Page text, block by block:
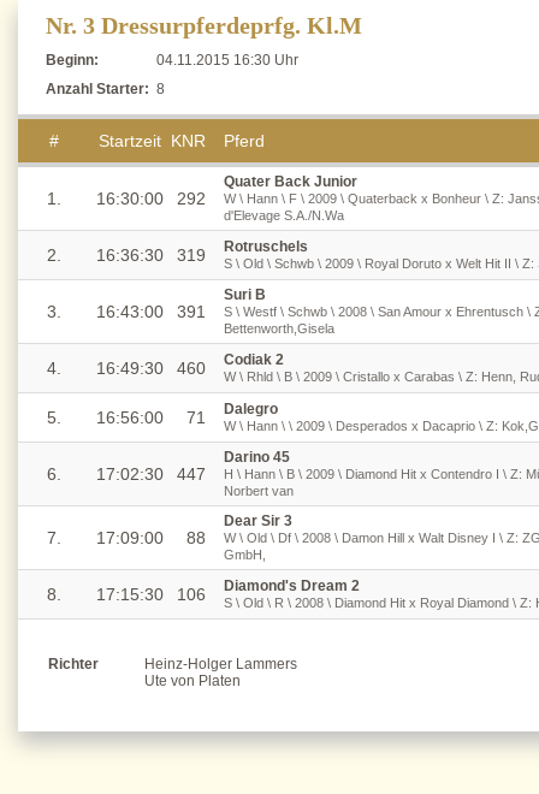
Nr. 3 Dressurpferdeprfg. Kl.M
Beginn:
04.11.2015 16:30 Uhr
Anzahl Starter: 8
# Startzeit KNR Pferd
1. 16:30:00 292
Quater Back Junior
W \ Hann \ F \ 2009 \ Quaterback x Bonheur \ Z:
d'Elevage S.A./N.Wa
2. 16:36:30 319 Rotruschels
S \ Old \ Schwb \ 2009 \ Royal Doruto x Welt Hit II \
3. 16:43:00 391
Suri B
S \ Westf \ Schwb \ 2008 \ San Amour x Ehrentusch \
Bettenworth,Gisela
4. 16:49:30 460 Codiak 2
W \ Rhld \ B \ 2009 \ Cristallo x Carabas \ Z: Henn,
5. 16:56:00 71 Dalegro
W \ Hann \ \ 2009 \ Desperados x Dacaprio \ Z:
6. 17:02:30 447
Darino 45
H \ Hann \ B \ 2009 \ Diamond Hit x Contendro I \ Z:
Norbert van
7. 17:09:00 88
Dear Sir 3
W \ Old \ Df \ 2008 \ Damon Hill x Walt Disney I \ Z:
GmbH,
8. 17:15:30 106 Diamond's Dream 2
S \ Old \ R \ 2008 \ Diamond Hit x Royal Diamond \ Z:
Richter
Heinz-Holger Lammers
Ute von Platen